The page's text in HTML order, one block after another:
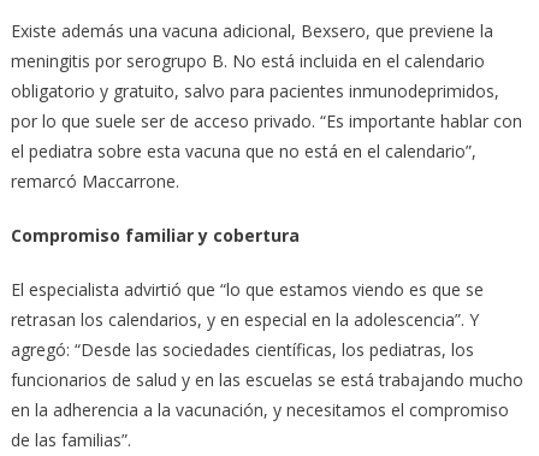
Existe además una vacuna adicional, Bexsero, que previene la
meningitis por serogrupo B. No está incluida en el calendario
obligatorio y gratuito, salvo para pacientes inmunodeprimidos,
por lo que suele ser de acceso privado. “Es importante hablar con
el pediatra sobre esta vacuna que no está en el calendario”,
remarcó Maccarrone.
Compromiso familiar y cobertura
El especialista advirtió que “lo que estamos viendo es que se
retrasan los calendarios, y en especial en la adolescencia”. Y
agregó: “Desde las sociedades científicas, los pediatras, los
funcionarios de salud y en las escuelas se está trabajando mucho
en la adherencia a la vacunación, y necesitamos el compromiso
de las familias”.